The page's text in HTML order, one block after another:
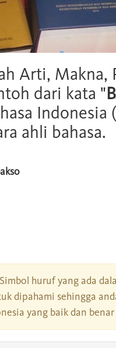
Arti, Makna,
dari kata "
Indonesia
ahli bahasa.
huruf yang ada
dipahami sehingga
yang baik dan